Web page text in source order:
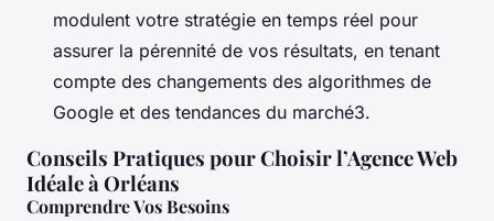
modulent votre stratégie en temps réel pour
assurer la pérennité de vos résultats, en tenant
compte des changements des algorithmes de
Google et des tendances du marché3.
Conseils Pratiques pour Choisir l’Agence Web
Idéale à Orléans
Comprendre Vos Besoins